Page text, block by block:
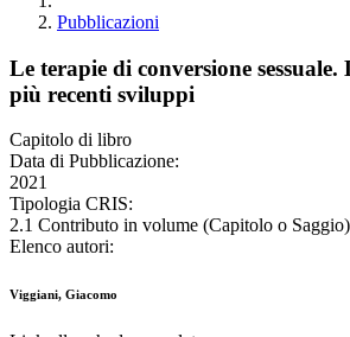
Pubblicazioni
Le terapie di conversione
più recenti sviluppi
Capitolo di libro
Data di Pubblicazione:
2021
Tipologia CRIS:
2.1 Contributo in volume (Capitolo o Saggio)
Elenco autori:
Viggiani, Giacomo